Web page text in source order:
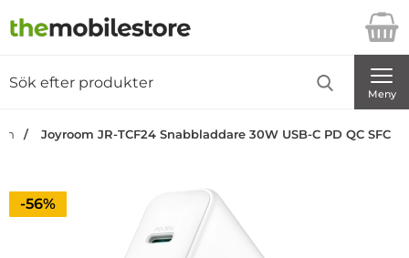
Startsidan för Danira Telecom AB
Meny
Joyroom JR-TCF24 Snabbladdare 30W USB-C PD QC SFC
Priset är nedsatt med
-56%